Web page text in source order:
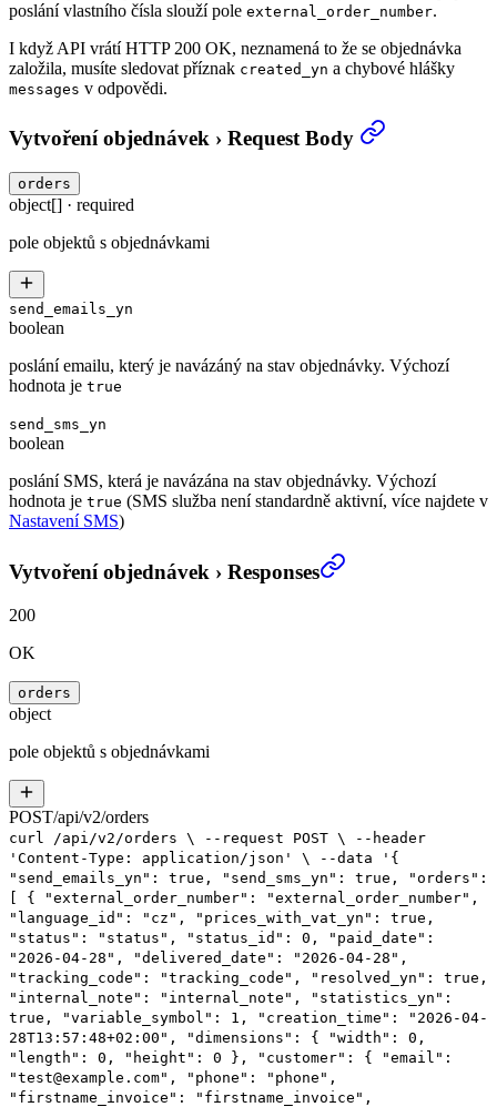
poslání vlastního čísla slouží pole external_order_number.
I když API vrátí HTTP 200 OK, neznamená to že se objednávka
založila, musíte sledovat příznak created_yn a chybové hlášky
messages v odpovědi.
Vytvoření objednávek › Request Body
orders
object[] · required
pole objektů s objednávkami
send_emails_yn
boolean
poslání emailu, který je navázáný na stav objednávky. Výchozí
hodnota je true
send_sms_yn
boolean
poslání SMS, která je navázána na stav objednávky. Výchozí
hodnota je true (SMS služba není standardně aktivní, více najdete v
Nastavení SMS)
Vytvoření objednávek › Responses
200
OK
orders
object
pole objektů s objednávkami
POST/api/v2/orders
curl /api/v2/orders \ --request POST \
--header
'Content-Type: application/json'
\ --data '{
"send_emails_yn": true,
"send_sms_yn": true,
"orders":
[
{
"external_order_number": "external_order_number",
"language_id": "cz",
"prices_with_vat_yn": true,
"status": "status",
"status_id": 0,
"paid_date":
"2026-04-28",
"delivered_date": "2026-04-28",
"tracking_code": "tracking_code",
"resolved_yn": true,
"internal_note": "internal_note",
"statistics_yn":
true,
"variable_symbol": 1,
"creation_time": "2026-04-
28T13:57:48+02:00",
"dimensions": {
"width": 0,
"length": 0,
"height": 0 }, "customer": {
"email":
"test@example.com",
"phone": "phone",
"firstname_invoice": "firstname_invoice",